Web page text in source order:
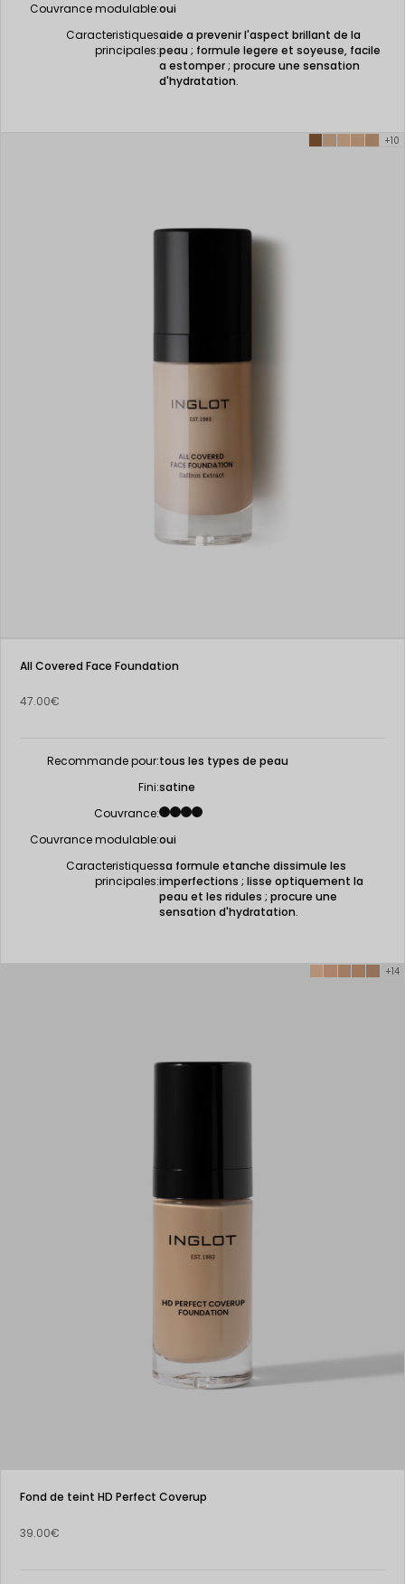
Couvrance modulable:oui
Caracteristiques
principales:
aide a prevenir l'aspect brillant de la
peau ; formule legere et soyeuse, facile
a estomper ; procure une sensation
d'hydratation.
+10
All Covered Face Foundation
47.00€
Recommande pour:tous les types de peau
Fini:satine
Couvrance:
Couvrance modulable:oui
Caracteristiques
principales:
sa formule etanche dissimule les
imperfections ; lisse optiquement la
peau et les ridules ; procure une
sensation d'hydratation.
+14
Fond de teint HD Perfect Coverup
39.00€